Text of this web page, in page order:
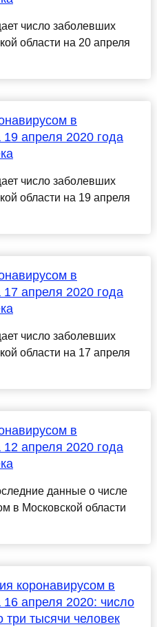
число заболевших
области на 20 апреля
в
апреля 2020 года
число заболевших
области на 19 апреля
в
апреля 2020 года
число заболевших
области на 17 апреля
в
апреля 2020 года
данные о числе
в Московской области
коронавирусом в
16 апреля 2020: число
тысячи человек